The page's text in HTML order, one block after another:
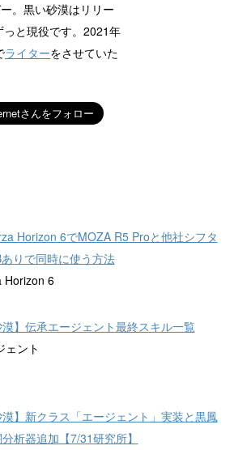
。黒い砂漠はリリー
と現役です。2021年
ライターをさせていた
Horizon 6でMOZA R5 Proと他社シフタ
りで同時に使う方法
Horizon 6
漠】伝承エージェント最終スキル一覧
ェント
漠】新クラス「エージェント」実装と黒鳳
析器追加【7/31研究所】